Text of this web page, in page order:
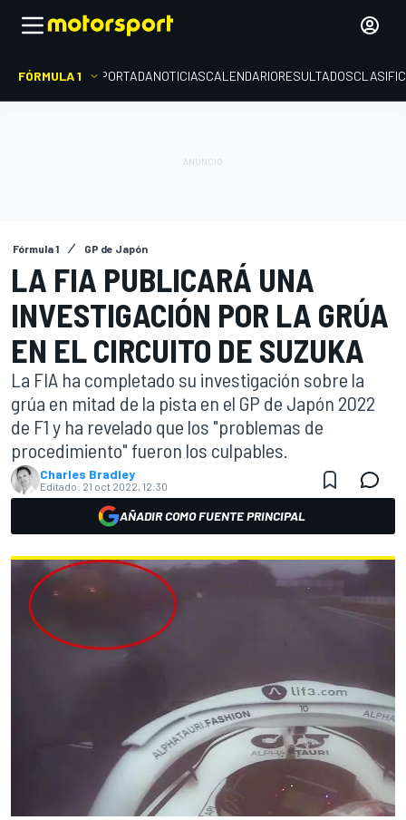
FÓRMULA 1 PORTADANOTICIASCALENDARIORESULTADOS
Fórmula 1 GP de Japón
LA FIA PUBLICARÁ UNA
INVESTIGACIÓN POR LA GRÚA
EN EL CIRCUITO DE SUZUKA
La FIA ha completado su investigación sobre la
grúa en mitad de la pista en el GP de Japón 2022
de F1 y ha revelado que los "problemas de
procedimiento" fueron los culpables.
Charles Bradley
Editado: 21 oct 2022, 12:30
AÑADIR COMO FUENTE PRINCIPAL